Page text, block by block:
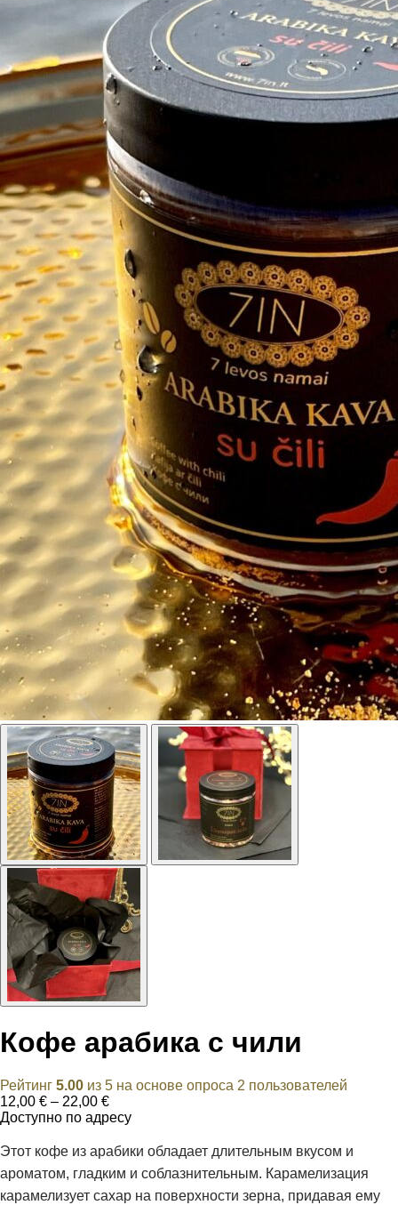
Кофе арабика с чили
Рейтинг 5.00 из 5 на основе опроса 2 пользователей
12,00 € – 22,00 €Диапазон
цен:
–
Доступно по адресу
Этот кофе из арабики обладает длительным вкусом и
ароматом, гладким и соблазнительным. Карамелизация
карамелизует сахар на поверхности зерна, придавая ему